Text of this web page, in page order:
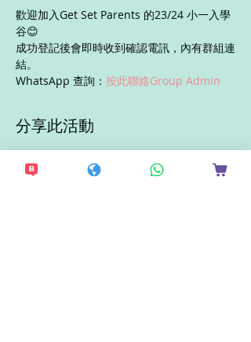
歡迎加入Get Set Parents 的23/24 小一入學
谷😊
成功登記後會即時收到確認電訊，內有群組連
結。
WhatsApp 查詢： 按此聯絡Group Admin
分享此活動